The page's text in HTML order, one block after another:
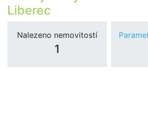
Liberec
Nalezeno nemovitostí
1